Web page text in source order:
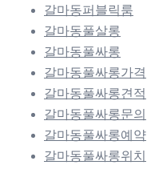
갈마동퍼블릭룸
갈마동풀살롱
갈마동풀싸롱
갈마동풀싸롱가격
갈마동풀싸롱견적
갈마동풀싸롱문의
갈마동풀싸롱예약
갈마동풀싸롱위치